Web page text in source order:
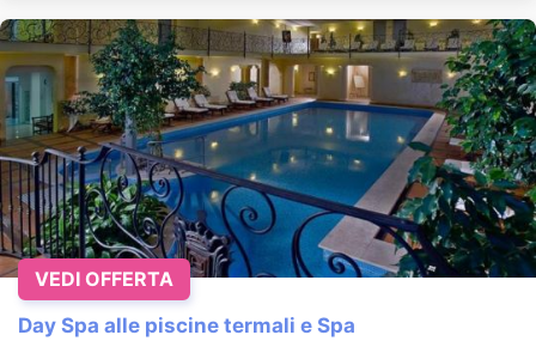
Day Spa alle piscine termali e Spa
VEDI OFFERTA